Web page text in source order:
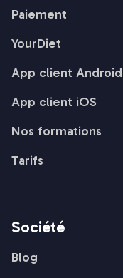
Paiement
YourDiet
App client Android
App client iOS
Nos formations
Tarifs
Société
Blog